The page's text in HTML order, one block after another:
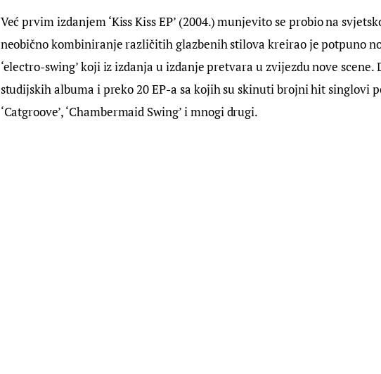
Već prvim izdanjem ‘Kiss Kiss EP’ (2004.) munjevito se probio na
neobično kombiniranje različitih glazbenih stilova kreirao je potpuno
‘electro-swing’ koji iz izdanja u izdanje pretvara u zvijezdu nove scene.
studijskih albuma i preko 20 EP-a sa kojih su skinuti brojni hit singlovi
‘Catgroove’, ‘Chambermaid Swing’ i mnogi drugi.